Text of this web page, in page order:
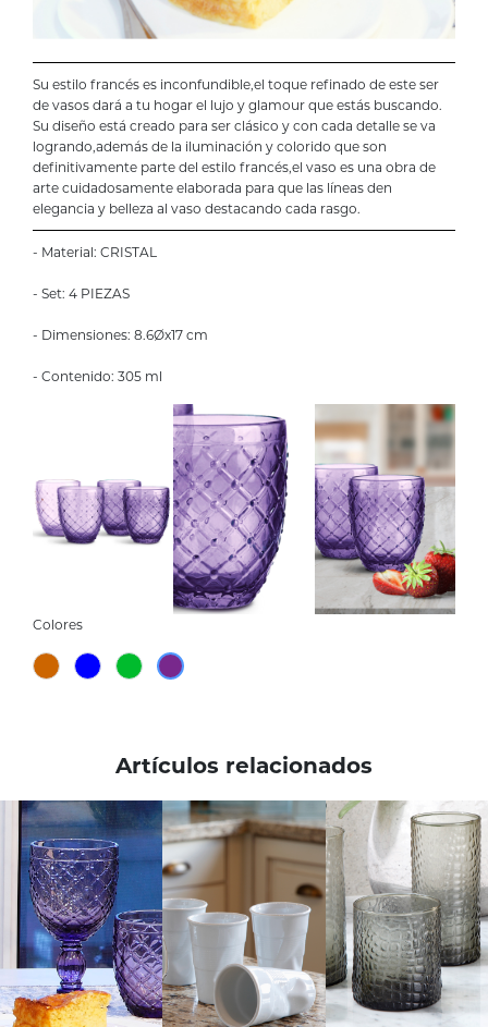
Artículos relacionados
Su estilo francés es inconfundible,el toque refinado de este ser
de vasos dará a tu hogar el lujo y glamour que estás buscando.
Su diseño está creado para ser clásico y con cada detalle se va
logrando,además de la iluminación y colorido que son
definitivamente parte del estilo francés,el vaso es una obra de
arte cuidadosamente elaborada para que las líneas den
elegancia y belleza al vaso destacando cada rasgo.
- Material: CRISTAL
- Set: 4 PIEZAS
- Dimensiones: 8.6Øx17 cm
- Contenido: 305 ml
Colores